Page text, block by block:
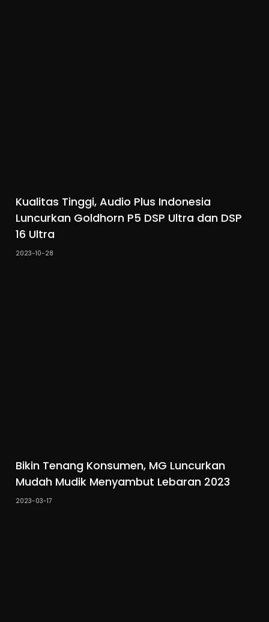
Kualitas Tinggi, Audio Plus Indonesia
Luncurkan Goldhorn P5 DSP Ultra dan DSP
16 Ultra
2023-10-28
Bikin Tenang Konsumen, MG Luncurkan
Mudah Mudik Menyambut Lebaran 2023
2023-03-17